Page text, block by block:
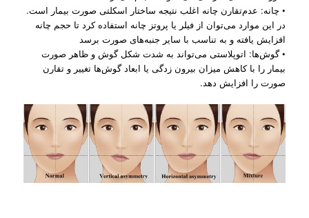
• چانه: عدم‌تقارن چانه اغلب نتیجه ساختار اسکلتی صورت بیمار است.
در این موارد می‌توان از فیلر یا پروتز چانه استفاده کرد تا حجم چانه
افزایش یافته و به تناسب با سایر جنبه‌های صورت برسد
• گوش‌ها: اتوپلاستی می‌تواند به شدت شکل گوش و ظاهر صورت
بیمار را با کاهش میزان بیرون زدگی یا ابعاد گوش‌ها تغییر و تقارن
صورت را افزایش دهد.